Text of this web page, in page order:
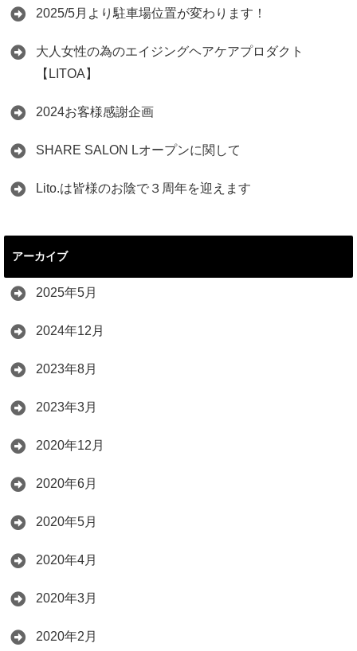
2025/5月より駐車場位置が変わります！
大人女性の為のエイジングヘアケアプロダクト
【LITOA】
2024お客様感謝企画
SHARE SALON Lオープンに関して
Lito.は皆様のお陰で３周年を迎えます
アーカイブ
2025年5月
2024年12月
2023年8月
2023年3月
2020年12月
2020年6月
2020年5月
2020年4月
2020年3月
2020年2月